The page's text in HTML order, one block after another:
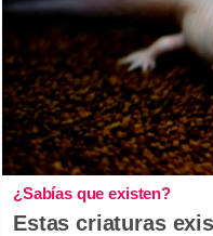
¿Sabías que existen?
Estas criaturas